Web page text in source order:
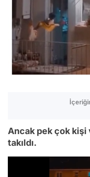
Ancak pek çok kişi
takıldı.